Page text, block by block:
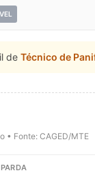
de Técnico de
• Fonte: CAGED/MTE
PARDA